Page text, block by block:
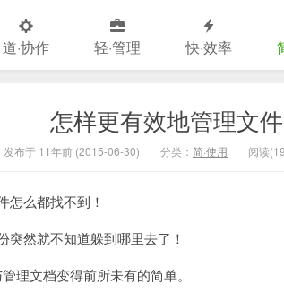
道·协作 轻·管理 快·效率
怎样更有效地管理文件
发布于 11年前 (2015-06-30) 分类： 简·使用 阅读
怎么都找不到！
然就不知道躲到哪里去了！
理文档变得前所未有的简单。